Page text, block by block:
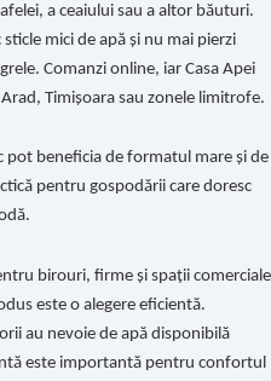
a ceaiului sau a altor băuturi.
mici de apă și nu mai pierzi
Comanzi online, iar Casa Apei
Timișoara sau zonele limitrofe.
pot beneficia de formatul mare și de
pentru gospodării care doresc
birouri, firme și spații comerciale
este o alegere eficientă.
au nevoie de apă disponibilă
este importantă pentru confortul